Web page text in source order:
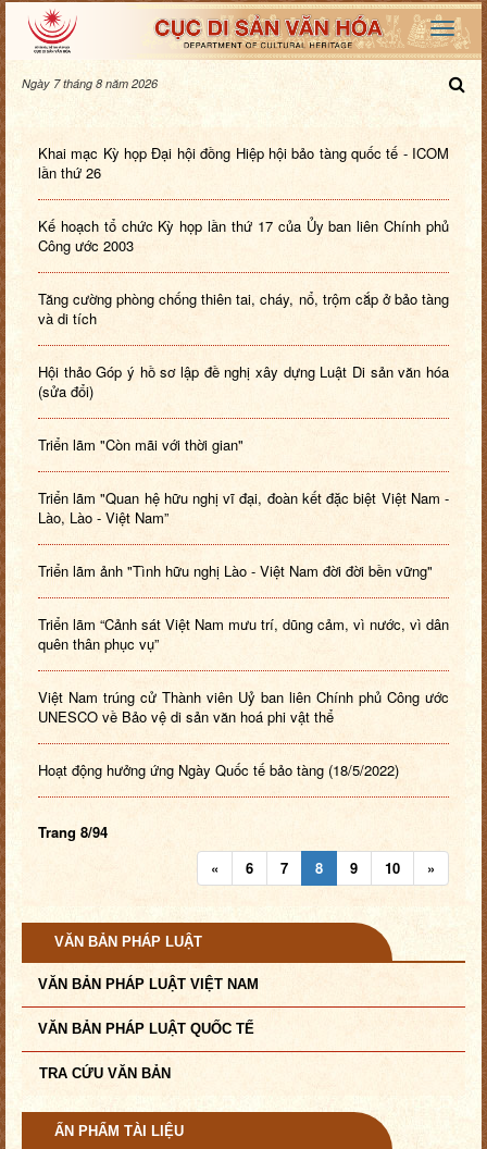
Ngày 7 tháng 8 năm 2026
Khai mạc Kỳ họp Đại hội đồng Hiệp hội bảo tàng quốc tế - ICOM
lần thứ 26
Kế hoạch tổ chức Kỳ họp lần thứ 17 của Ủy ban liên Chính phủ
Công ước 2003
Tăng cường phòng chống thiên tai, cháy, nổ, trộm cắp ở bảo tàng
và di tích
Hội thảo Góp ý hồ sơ lập đề nghị xây dựng Luật Di sản văn hóa
(sửa đổi)
Triển lãm "Còn mãi với thời gian"
Triển lãm "Quan hệ hữu nghị vĩ đại, đoàn kết đặc biệt Việt Nam -
Lào, Lào - Việt Nam”
Triển lãm ảnh "Tình hữu nghị Lào - Việt Nam đời đời bền vững"
Triển lãm “Cảnh sát Việt Nam mưu trí, dũng cảm, vì nước, vì dân
quên thân phục vụ”
Việt Nam trúng cử Thành viên Uỷ ban liên Chính phủ Công ước
UNESCO về Bảo vệ di sản văn hoá phi vật thể
Hoạt động hưởng ứng Ngày Quốc tế bảo tàng (18/5/2022)
Trang 8/94
«
6 7 8 9 10 »
VĂN BẢN PHÁP LUẬT
VĂN BẢN PHÁP LUẬT VIỆT NAM
VĂN BẢN PHÁP LUẬT QUỐC TẾ
TRA CỨU VĂN BẢN
ẤN PHẨM TÀI LIỆU